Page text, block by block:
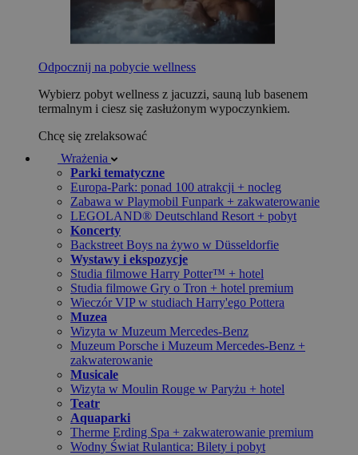
Odpocznij na pobycie wellness
Wybierz pobyt wellness z jacuzzi, sauną lub basenem
termalnym i ciesz się zasłużonym wypoczynkiem.
Chcę się zrelaksować
Wrażenia
Parki tematyczne
Europa-Park: ponad 100 atrakcji + nocleg
Zabawa w Playmobil Funpark + zakwaterowanie
LEGOLAND® Deutschland Resort + pobyt
Koncerty
Backstreet Boys na żywo w Düsseldorfie
Wystawy i ekspozycje
Studia filmowe Harry Potter™ + hotel
Studia filmowe Gry o Tron + hotel premium
Wieczór VIP w studiach Harry'ego Pottera
Muzea
Wizyta w Muzeum Mercedes-Benz
Muzeum Porsche i Muzeum Mercedes-Benz +
zakwaterowanie
Musicale
Wizyta w Moulin Rouge w Paryżu + hotel
Teatr
Aquaparki
Therme Erding Spa + zakwaterowanie premium
Wodny Świat Rulantica: Bilety i pobyt